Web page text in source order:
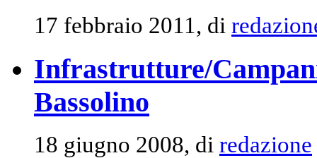
17 febbraio 2011, di
Infrastrutture/
Bassolino
18 giugno 2008, di redazione